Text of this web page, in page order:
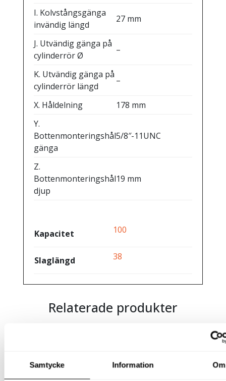
Samtycke Information Om
I. Kolvstångsgänga
invändig längd
27 mm
J. Utvändig gänga på
cylinderrör Ø
–
K. Utvändig gänga på
cylinderrör längd
–
X. Håldelning
178 mm
Y.
Bottenmonteringshål
gänga
5/8″-11UNC
Z.
Bottenmonteringshål
djup
19 mm
Kapacitet 100
Slaglängd 38
Relaterade produkter
ENKELVERKANDE 30 TON